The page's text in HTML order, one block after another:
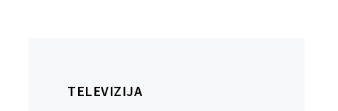
TELEVIZIJA